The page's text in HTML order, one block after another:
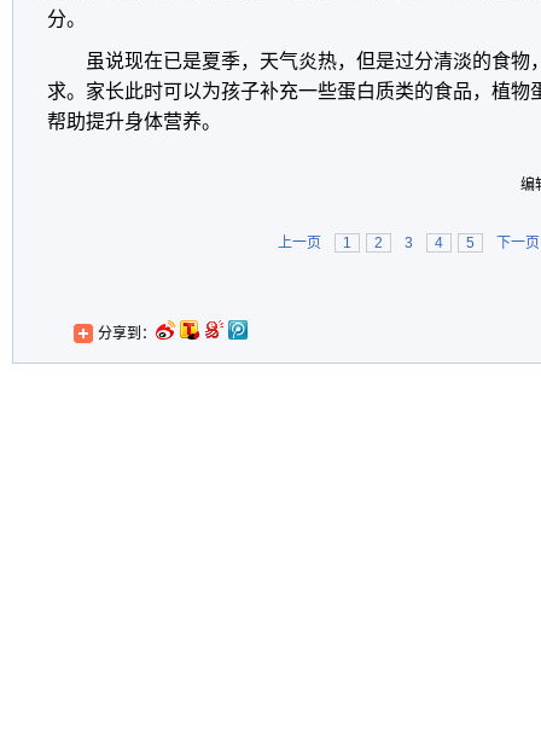
分。
虽说现在已是夏季，天气炎热，但是过分清淡的食物
求。家长此时可以为孩子补充一些蛋白质类的食品，植物
帮助提升身体营养。
编
上一页 1 2 3 4 5 下一页
分享到：